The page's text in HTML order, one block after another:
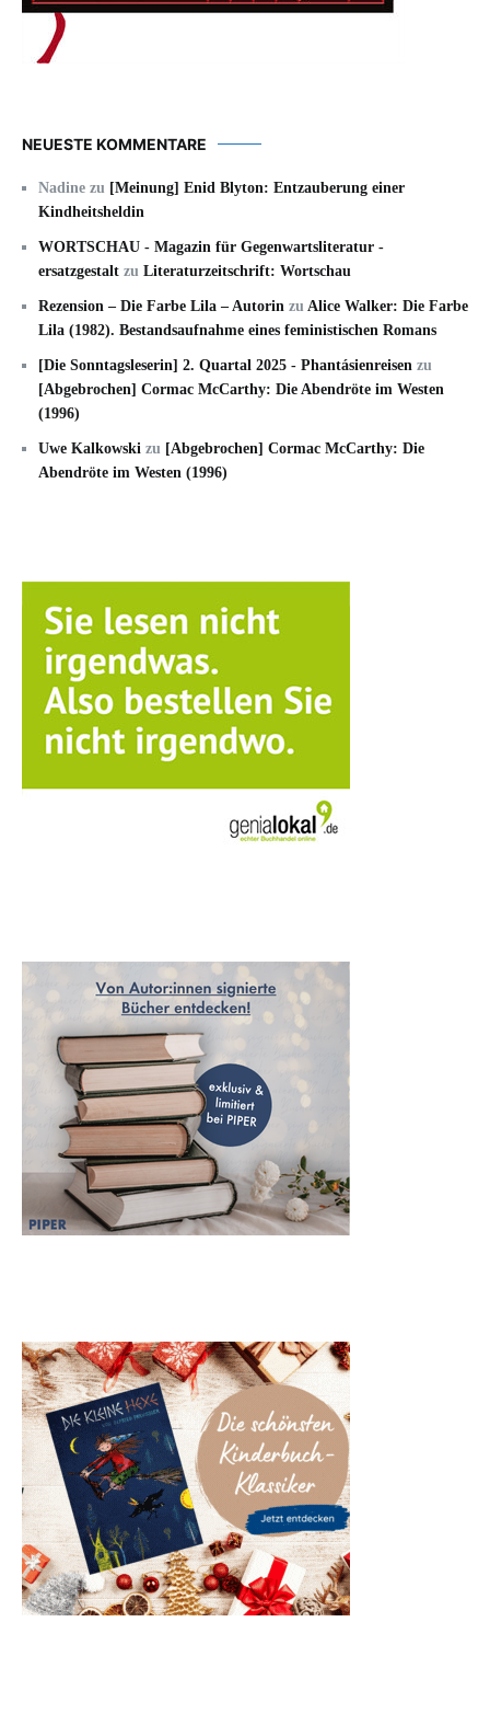
NEUESTE KOMMENTARE
Nadine zu [Meinung] Enid Blyton: Entzauberung einer
Kindheitsheldin
WORTSCHAU - Magazin für Gegenwartsliteratur -
ersatzgestalt zu Literaturzeitschrift: Wortschau
Rezension – Die Farbe Lila – Autorin zu Alice Walker: Die Farbe
Lila (1982). Bestandsaufnahme eines feministischen Romans
[Die Sonntagsleserin] 2. Quartal 2025 - Phantásienreisen zu
[Abgebrochen] Cormac McCarthy: Die Abendröte im Westen
(1996)
Uwe Kalkowski zu [Abgebrochen] Cormac McCarthy: Die
Abendröte im Westen (1996)